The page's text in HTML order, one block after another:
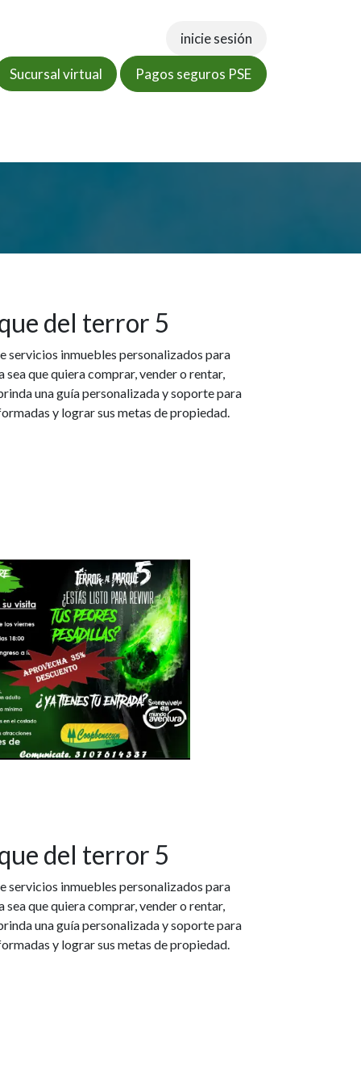
inicie sesión
Sucursal virtual Pagos seguros PSE
del terror 5
servicios inmuebles personalizados para
sea que quiera comprar, vender o rentar,
una guía personalizada y soporte para
y lograr sus metas de propiedad.
del terror 5
servicios inmuebles personalizados para
sea que quiera comprar, vender o rentar,
una guía personalizada y soporte para
y lograr sus metas de propiedad.